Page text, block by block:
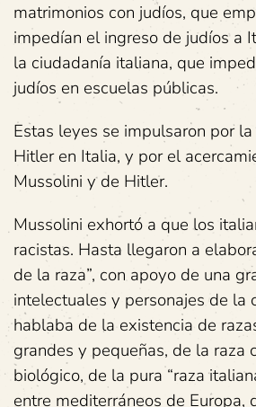
matrimonios con judíos, que
impedían el ingreso de judíos a
la ciudadanía italiana, que
judíos en escuelas públicas.
Estas leyes se impulsaron por
Hitler en Italia, y por el
Mussolini y de Hitler.
Mussolini exhortó a que los
racistas. Hasta llegaron a
de la raza”, con apoyo de una
intelectuales y personajes de la
hablaba de la existencia de
grandes y pequeñas, de la raza
biológico, de la pura “raza
entre mediterráneos de Europa,